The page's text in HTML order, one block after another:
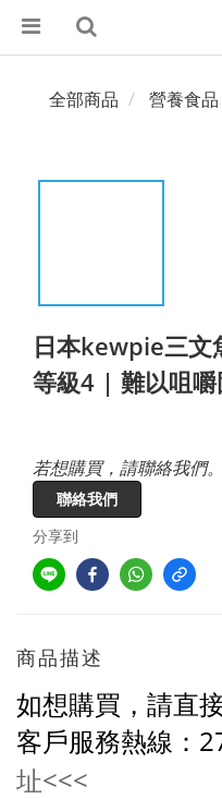
全部商品 營養食品
日本kewpie三文
等級4 | 難以咀嚼
若想購買，請聯絡我們。
聯絡我們
分享到
商品描述
如想購買，請直
客戶服務熱線：
址<<<